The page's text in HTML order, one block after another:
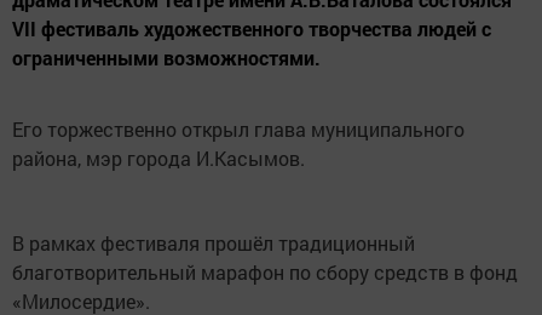
VII фестиваль художественного творчества людей с
ограниченными возможностями.
Его торжественно открыл глава муниципального
района, мэр города И.Касымов.
В рамках фестиваля прошёл традиционный
благотворительный марафон по сбору средств в фонд
«Милосердие».